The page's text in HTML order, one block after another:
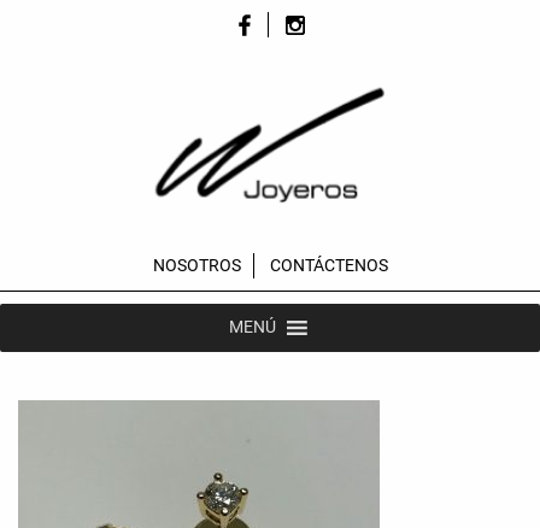
NOSOTROS CONTÁCTENOS
MENÚ